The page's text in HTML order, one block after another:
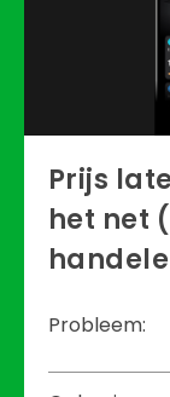
Prijs
het net
Probleem: